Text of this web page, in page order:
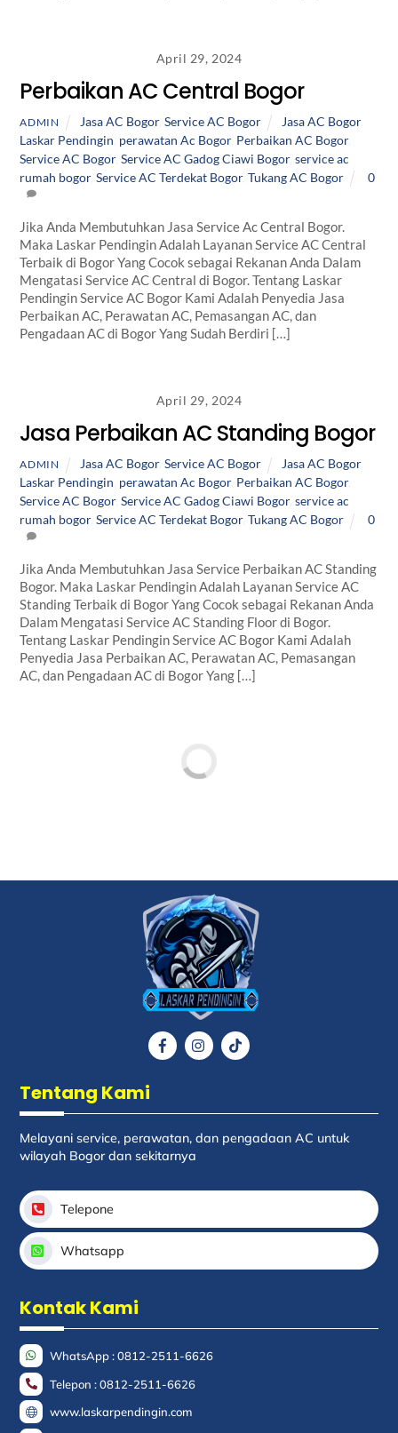
April 29, 2024
Perbaikan AC Central Bogor
ADMIN Jasa AC Bogor, Service AC Bogor Jasa AC Bogor,
Laskar Pendingin perawatan Ac Bogor, Perbaikan AC Bogor,
Service AC Bogor,Service AC Gadog Ciawi Bogor,service ac
rumah bogor,Service AC Terdekat Bogor,Tukang AC Bogor 0
Jika Anda Membutuhkan Jasa Service Ac Central Bogor.
Maka Laskar Pendingin Adalah Layanan Service AC Central
Terbaik di Bogor Yang Cocok sebagai Rekanan Anda Dalam
Mengatasi Service AC Central di Bogor. Tentang Laskar
Pendingin Service AC Bogor Kami Adalah Penyedia Jasa
Perbaikan AC, Perawatan AC, Pemasangan AC, dan
Pengadaan AC di Bogor Yang Sudah Berdiri […]
April 29, 2024
Jasa Perbaikan AC Standing Bogor
ADMIN Jasa AC Bogor, Service AC Bogor Jasa AC Bogor,
Laskar Pendingin perawatan Ac Bogor, Perbaikan AC Bogor,
Service AC Bogor,Service AC Gadog Ciawi Bogor,service ac
rumah bogor,Service AC Terdekat Bogor,Tukang AC Bogor 0
Jika Anda Membutuhkan Jasa Service Perbaikan AC Standing
Bogor. Maka Laskar Pendingin Adalah Layanan Service AC
Standing Terbaik di Bogor Yang Cocok sebagai Rekanan Anda
Dalam Mengatasi Service AC Standing Floor di Bogor.
Tentang Laskar Pendingin Service AC Bogor Kami Adalah
Penyedia Jasa Perbaikan AC, Perawatan AC, Pemasangan
AC, dan Pengadaan AC di Bogor Yang […]
Icon
Icon
Icon
Tentang Kami
Melayani service, perawatan, dan pengadaan AC untuk
wilayah Bogor dan sekitarnya
Telepone
Whatsapp
Kontak Kami
WhatsApp : 0812-2511-6626
Telepon : 0812-2511-6626
www.laskarpendingin.com